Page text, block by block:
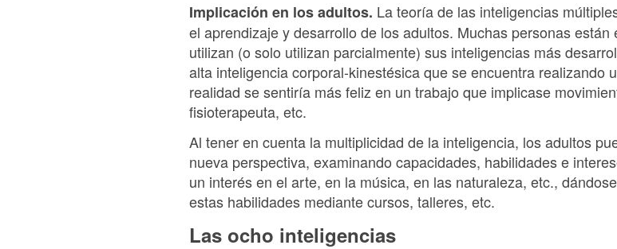
Implicación en los adultos. La teoría de las inteligencias
el aprendizaje y desarrollo de los adultos. Muchas personas
utilizan (o solo utilizan parcialmente) sus inteligencias más
alta inteligencia corporal-kinestésica que se encuentra realizando
realidad se sentiría más feliz en un trabajo que implicase
fisioterapeuta, etc.
Al tener en cuenta la multiplicidad de la inteligencia, los adultos
nueva perspectiva, examinando capacidades, habilidades e
un interés en el arte, en la música, en las naturaleza, etc.,
estas habilidades mediante cursos, talleres, etc.
Las ocho inteligencias